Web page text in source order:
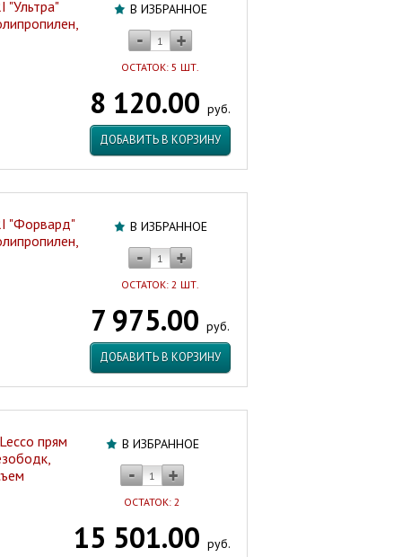
В ИЗБРАННОЕ
ОСТАТОК: 5 ШТ.
8 120.00 руб.
ДОБАВИТЬ В КОРЗИНУ
"Ультра"
В ИЗБРАННОЕ
ОСТАТОК: 2 ШТ.
7 975.00 руб.
ДОБАВИТЬ В КОРЗИНУ
"Форвард"
В ИЗБРАННОЕ
ОСТАТОК: 2
15 501.00 руб.
прям